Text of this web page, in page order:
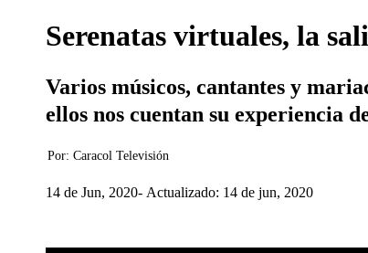
Serenatas virtuales, la
Varios músicos, cantantes y
ellos nos cuentan su experiencia
Por: Caracol Televisión
14 de Jun, 2020 Actualizado: 14 de jun, 2020